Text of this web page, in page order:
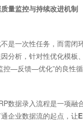
量监控与持续改进机制
一次性任务，而需
分析，针对性优化模板
—反馈—优化”的良性循
据录入流程是一项融
企业数据流的起点，让